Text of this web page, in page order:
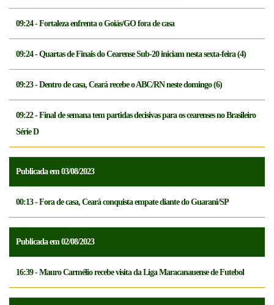
09:24 - Fortaleza enfrenta o Goiás/GO fora de casa
09:24 - Quartas de Finais do Cearense Sub-20 iniciam nesta sexta-feira (4)
09:23 - Dentro de casa, Ceará recebe o ABC/RN neste domingo (6)
09:22 - Final de semana tem partidas decisivas para os cearenses no Brasileiro
Série D
Publicada em 03/08/2023
00:13 - Fora de casa, Ceará conquista empate diante do Guarani/SP
Publicada em 02/08/2023
16:39 - Mauro Carmélio recebe visita da Liga Maracanauense de Futebol